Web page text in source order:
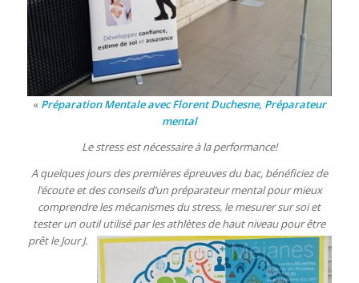
« Préparation Mentale avec Florent Duchesne, Préparateur
mental
Le stress est nécessaire à la performance!
A quelques jours des premières épreuves du bac, bénéficiez de
l’écoute et des conseils d’un préparateur mental pour mieux
comprendre les mécanismes du stress, le mesurer sur soi et
tester un outil utilisé par les athlètes de haut niveau pour être
prêt le Jour J.